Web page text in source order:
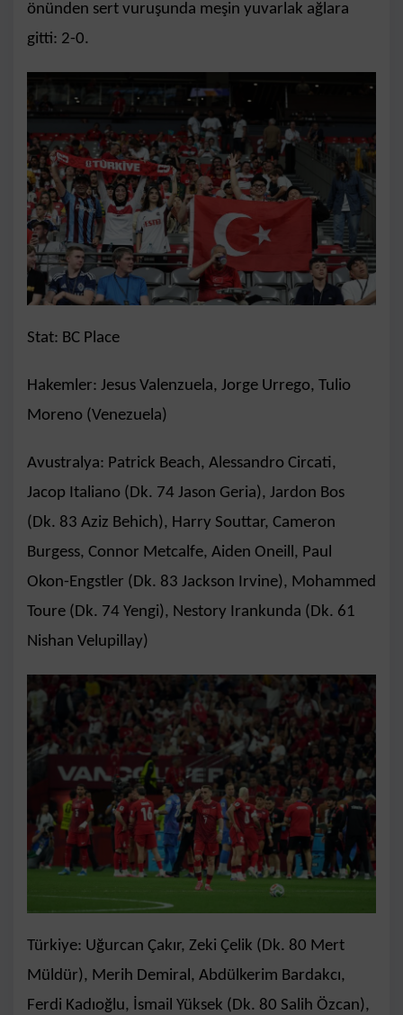
önünden sert vuruşunda meşin yuvarlak ağlara
gitti: 2-0.
Stat: BC Place
Hakemler: Jesus Valenzuela, Jorge Urrego, Tulio
Moreno (Venezuela)
Avustralya: Patrick Beach, Alessandro Circati,
Jacop Italiano (Dk. 74 Jason Geria), Jardon Bos
(Dk. 83 Aziz Behich), Harry Souttar, Cameron
Burgess, Connor Metcalfe, Aiden Oneill, Paul
Okon-Engstler (Dk. 83 Jackson Irvine), Mohammed
Toure (Dk. 74 Yengi), Nestory Irankunda (Dk. 61
Nishan Velupillay)
Türkiye: Uğurcan Çakır, Zeki Çelik (Dk. 80 Mert
Müldür), Merih Demiral, Abdülkerim Bardakcı,
Ferdi Kadıoğlu, İsmail Yüksek (Dk. 80 Salih Özcan),